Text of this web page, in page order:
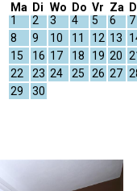
Ma
1
Di
2
Wo
3
Do
4
Vr
5
Za
6
7
8
9 10 11 12 13
15
16 17 18 19 20
22
23 24 25 26 27
29
30